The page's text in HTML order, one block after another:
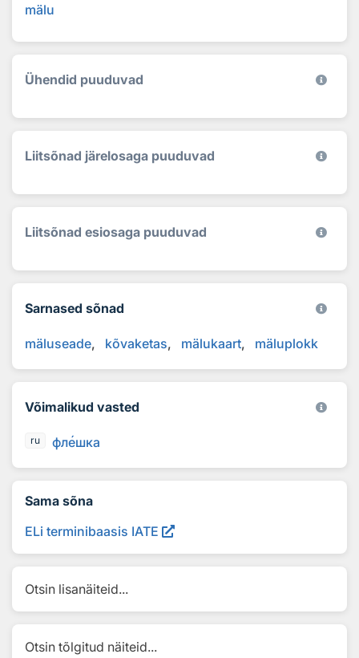
mälu
Ühendid puuduvad
Liitsõnad järelosaga puuduvad
Liitsõnad esiosaga puuduvad
Sarnased sõnad
mäluseade kõvaketas mälukaart mäluplokk
Võimalikud vasted
ru флешка
Sama sõna
ELi terminibaasis IATE
Otsin lisanäiteid...
Otsin tõlgitud näiteid...